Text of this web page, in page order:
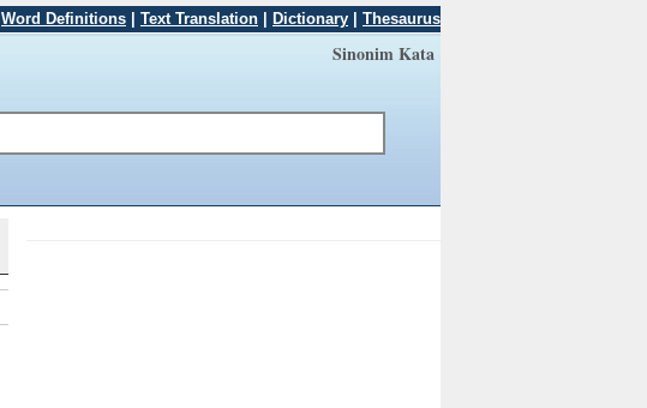
Word Definitions Text Translation Dictionary Thesaurus
Sinonim Kata